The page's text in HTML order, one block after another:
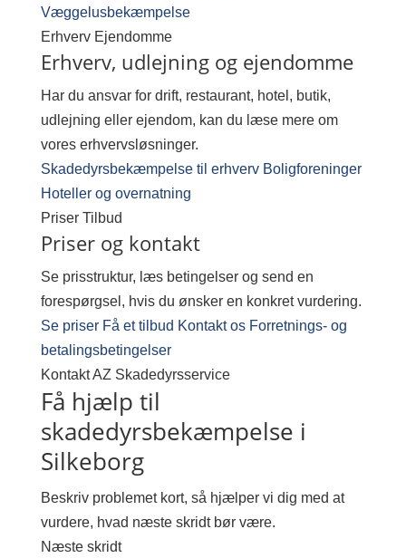
Væggelusbekæmpelse
Erhverv Ejendomme
Erhverv, udlejning og ejendomme
Har du ansvar for drift, restaurant, hotel, butik,
udlejning eller ejendom, kan du læse mere om
vores erhvervsløsninger.
Skadedyrsbekæmpelse til erhverv Boligforeninger
Hoteller og overnatning
Priser Tilbud
Priser og kontakt
Se prisstruktur, læs betingelser og send en
forespørgsel, hvis du ønsker en konkret vurdering.
Se priser Få et tilbud Kontakt os Forretnings- og
betalingsbetingelser
Kontakt AZ Skadedyrsservice
Få hjælp til
skadedyrsbekæmpelse i
Silkeborg
Beskriv problemet kort, så hjælper vi dig med at
vurdere, hvad næste skridt bør være.
Næste skridt